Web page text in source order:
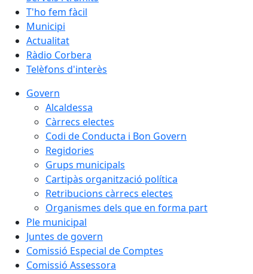
T'ho fem fàcil
Municipi
Actualitat
Ràdio Corbera
Telèfons d'interès
Govern
Alcaldessa
Càrrecs electes
Codi de Conducta i Bon Govern
Regidories
Grups municipals
Cartipàs organització política
Retribucions càrrecs electes
Organismes dels que en forma part
Ple municipal
Juntes de govern
Comissió Especial de Comptes
Comissió Assessora